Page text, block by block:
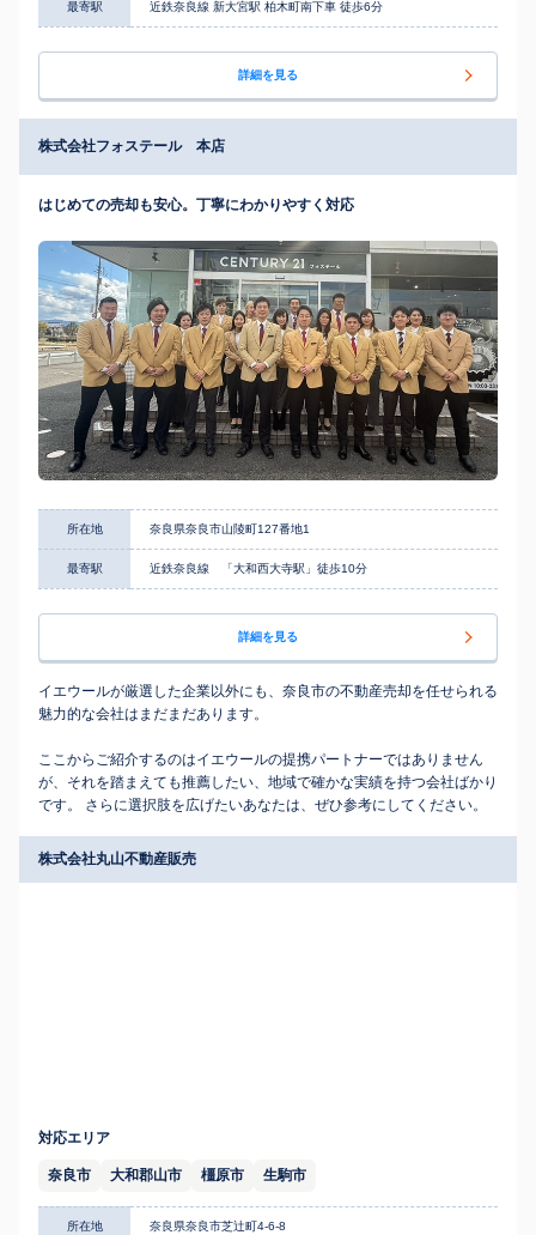
最寄駅 近鉄奈良線 新大宮駅 柏木町南下車 徒歩6分
詳細を見る
株式会社フォステール 本店
はじめての売却も安心。丁寧にわかりやすく対応
所在地 奈良県奈良市山陵町127番地1
最寄駅 近鉄奈良線 「大和西大寺駅」徒歩10分
詳細を見る
イエウールが厳選した企業以外にも、奈良市の不動産売却を任せられる
魅力的な会社はまだまだあります。
ここからご紹介するのはイエウールの提携パートナーではありません
が、それを踏まえても推薦したい、地域で確かな実績を持つ会社ばかり
です。 さらに選択肢を広げたいあなたは、ぜひ参考にしてください。
株式会社丸山不動産販売
対応エリア
奈良市 大和郡山市 橿原市 生駒市
所在地 奈良県奈良市芝辻町4-6-8